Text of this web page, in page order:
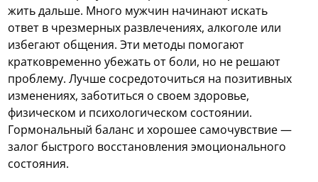
жить дальше. Много мужчин начинают искать
ответ в чрезмерных развлечениях, алкоголе или
избегают общения. Эти методы помогают
кратковременно убежать от боли, но не решают
проблему. Лучше сосредоточиться на позитивных
изменениях, заботиться о своем здоровье,
физическом и психологическом состоянии.
Гормональный баланс и хорошее самочувствие —
залог быстрого восстановления эмоционального
состояния.